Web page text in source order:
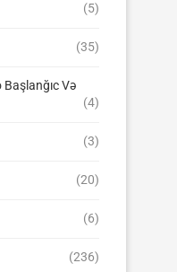
(5)
(35)
Və
(4)
(3)
(20)
(6)
(236)